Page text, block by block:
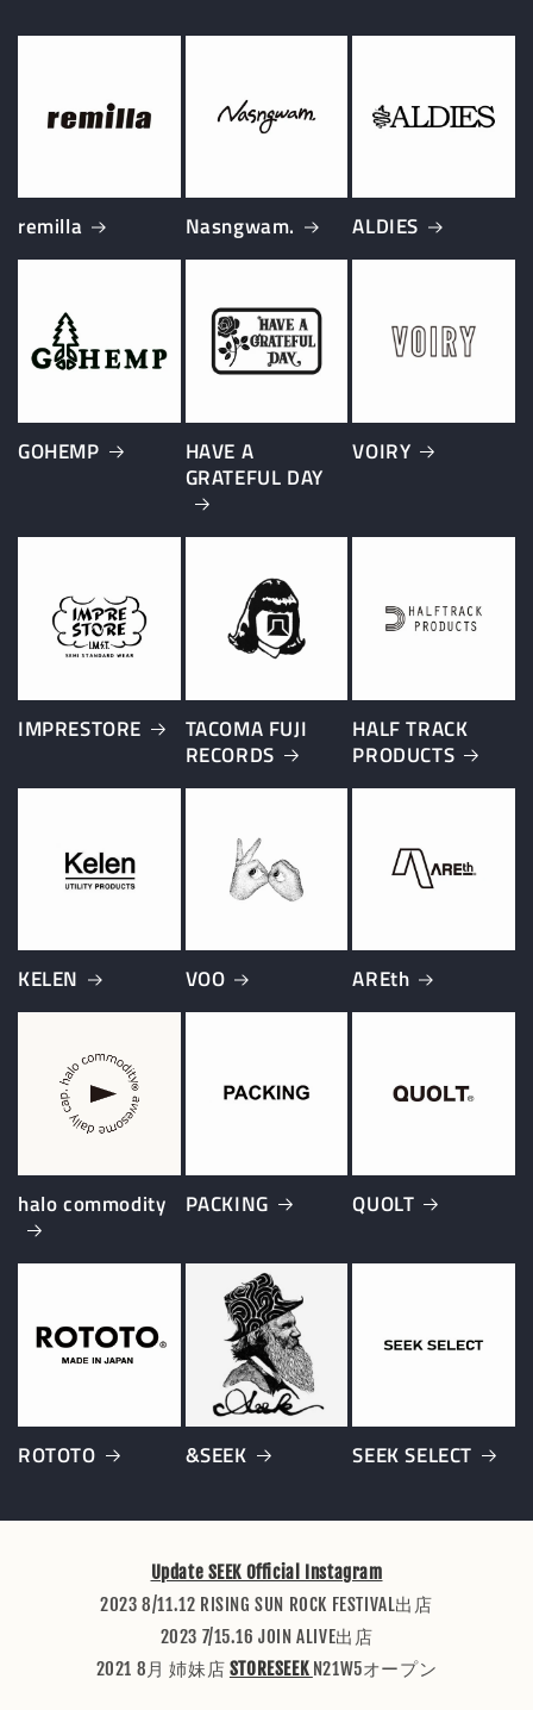
remilla Nasngwam. ALDIES
GOHEMP
HAVE A
GRATEFUL DAY
VOIRY
IMPRESTORE
TACOMA FUJI
RECORDS
HALF TRACK
PRODUCTS
KELEN VOO AREth
halo commodity PACKING QUOLT
ROTOTO &SEEK SEEK SELECT
Update SEEK Official Instagram
2023 8/11.12 RISING SUN ROCK FESTIVAL出店
2023 7/15.16 JOIN ALIVE出店
2021 8月 姉妹店 STORESEEK N21W5オープン